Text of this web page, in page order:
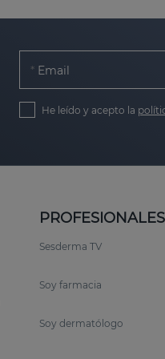
Email
He leído y acepto la
PROFESIONALES
Sesderma TV
Soy farmacia
Soy dermatólogo